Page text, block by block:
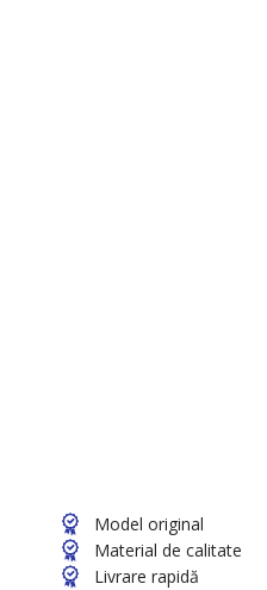
Model original
Material de calitate
Livrare rapidă